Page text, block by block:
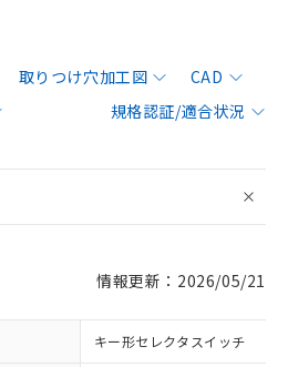
取りつけ穴加工図
CAD
規格認証/適合状況
情報更新：2026/05/21
キー形セレクタスイッチ